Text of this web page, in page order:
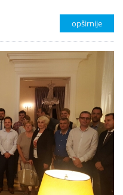
opširnije